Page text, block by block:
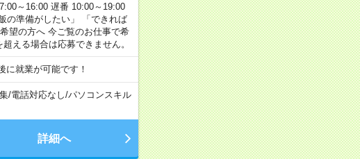
～16:00 遅番 10:00～19:00
の準備がしたい」 「できれば
望の方へ 今ご覧のお仕事で希
える場合は応募できません。
就業が可能です！
/電話対応なし/パソコンスキル
詳細へ